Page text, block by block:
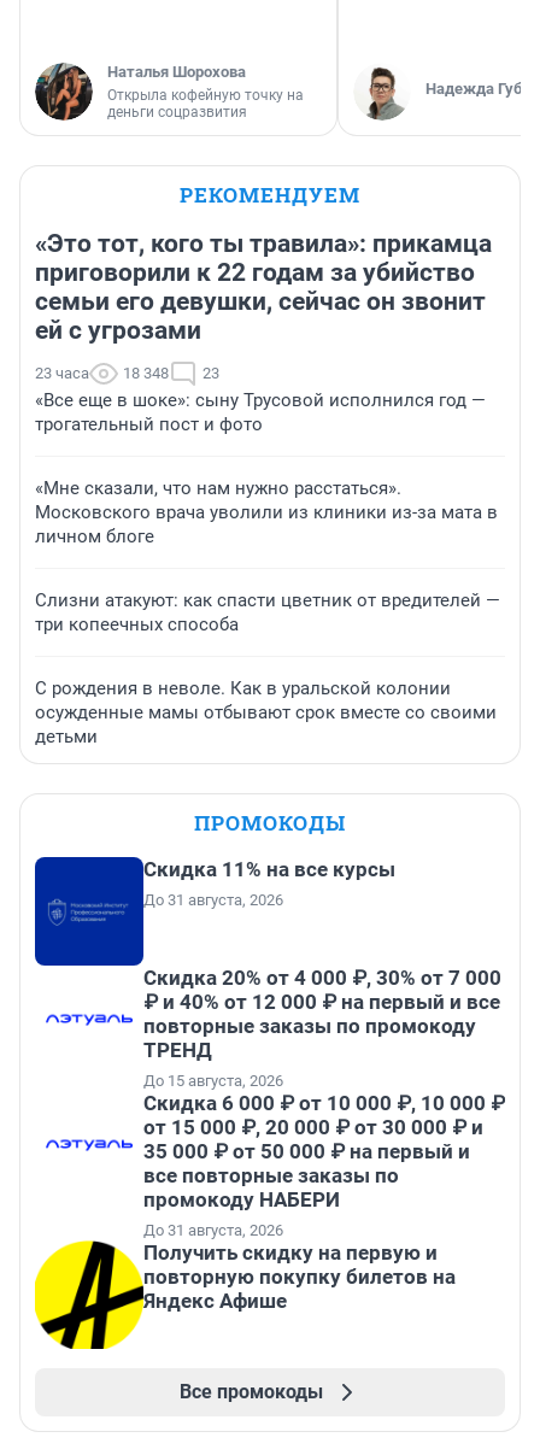
Наталья Шорохова
Открыла кофейную точку на
деньги соцразвития
Надежда
РЕКОМЕНДУЕМ
«Это тот, кого ты травила»: прикамца
приговорили к 22 годам за убийство
семьи его девушки, сейчас он звонит
ей с угрозами
23 часа 18 348 23
«Все еще в шоке»: сыну Трусовой исполнился год —
трогательный пост и фото
«Мне сказали, что нам нужно расстаться».
Московского врача уволили из клиники из-за мата в
личном блоге
Слизни атакуют: как спасти цветник от вредителей —
три копеечных способа
С рождения в неволе. Как в уральской колонии
осужденные мамы отбывают срок вместе со своими
детьми
ПРОМОКОДЫ
Скидка 11% на все курсы
До 31 августа, 2026
Скидка 20% от 4 000 ₽, 30% от 7 000
₽ и 40% от 12 000 ₽ на первый и все
повторные заказы по промокоду
ТРЕНД
До 15 августа, 2026
Скидка 6 000 ₽ от 10 000 ₽, 10 000 ₽
от 15 000 ₽, 20 000 ₽ от 30 000 ₽ и
35 000 ₽ от 50 000 ₽ на первый и
все повторные заказы по
промокоду НАБЕРИ
До 31 августа, 2026
Получить скидку на первую и
повторную покупку билетов на
Яндекс Афише
Все промокоды